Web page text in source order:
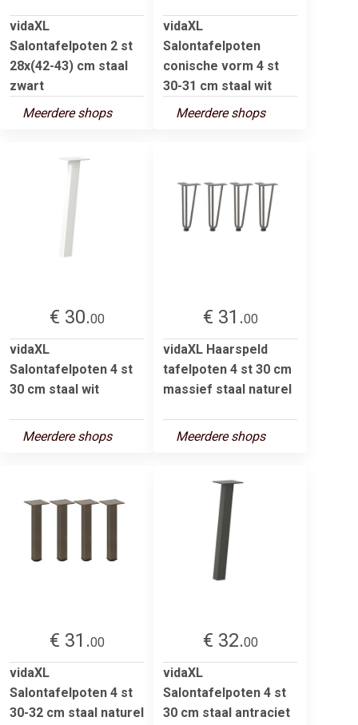
vidaXL
Salontafelpoten 2 st
28x(42-43) cm staal
zwart
Meerdere shops
vidaXL
Salontafelpoten
conische vorm 4 st
30-31 cm staal wit
Meerdere shops
€ 30.00
vidaXL
Salontafelpoten 4 st
30 cm staal wit
Meerdere shops
€ 31.00
vidaXL Haarspeld
tafelpoten 4 st 30 cm
massief staal naturel
Meerdere shops
€ 31.00
vidaXL
Salontafelpoten 4 st
30-32 cm staal naturel
€ 32.00
vidaXL
Salontafelpoten 4 st
30 cm staal antraciet